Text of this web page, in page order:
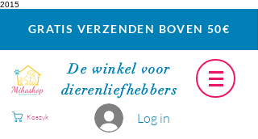
2015
GRATIS VERZENDEN BOVEN 50€
De winkel voor
dierenliefhebbers
Log in
Koszyk